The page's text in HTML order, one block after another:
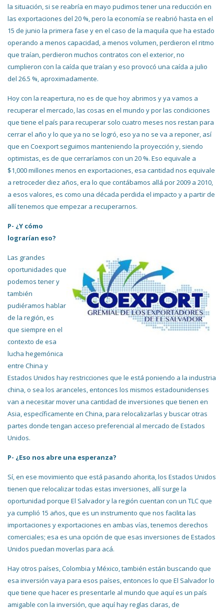
la situación, si se reabría en mayo pudimos tener una reducción en
las exportaciones del 20 %, pero la economía se reabrió hasta en el
15 de junio la primera fase y en el caso de la maquila que ha estado
operando a menos capacidad, a menos volumen, perdieron el ritmo
que traían, perdieron muchos contratos con el exterior, no
cumplieron con la caída que traían y eso provocó una caída a julio
del 26.5 %, aproximadamente.
Hoy con la reapertura, no es de que hoy abrimos y ya vamos a
recuperar el mercado, las cosas en el mundo y por las condiciones
que tiene el país para recuperar solo cuatro meses nos restan para
cerrar el año y lo que ya no se logró, eso ya no se va a reponer, así
que en Coexport seguimos manteniendo la proyección y, siendo
optimistas, es de que cerraríamos con un 20 %. Eso equivale a
$1,000 millones menos en exportaciones, esa cantidad nos equivale
a retroceder diez años, era lo que contábamos allá por 2009 a 2010,
a esos valores, es como una década perdida el impacto y a partir de
allí tenemos que empezar a recuperarnos.
P- ¿Y cómo
lograrían eso?
Las grandes
oportunidades que
podemos tener y
también
pudiéramos hablar
de la región, es
que siempre en el
contexto de esa
lucha hegemónica
entre China y
Estados Unidos hay restricciones que le está poniendo a la industria
china, o sea los aranceles, entonces los mismos estadounidenses
van a necesitar mover una cantidad de inversiones que tienen en
Asia, específicamente en China, para relocalizarlas y buscar otras
partes donde tengan acceso preferencial al mercado de Estados
Unidos.
P- ¿Eso nos abre una esperanza?
Sí, en ese movimiento que está pasando ahorita, los Estados Unidos
tienen que relocalizar todas estas inversiones, allí surge la
oportunidad porque El Salvador y la región cuentan con un TLC que
ya cumplió 15 años, que es un instrumento que nos facilita las
importaciones y exportaciones en ambas vías, tenemos derechos
comerciales; esa es una opción de que esas inversiones de Estados
Unidos puedan moverlas para acá.
Hay otros países, Colombia y México, también están buscando que
esa inversión vaya para esos países, entonces lo que El Salvador lo
que tiene que hacer es presentarle al mundo que aquí es un país
amigable con la inversión, que aquí hay reglas claras, de